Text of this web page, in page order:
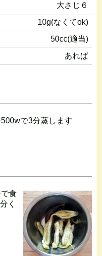
大さじ６
10g(なくてok)
50cc(適当)
あれば
で3分蒸します
食
く